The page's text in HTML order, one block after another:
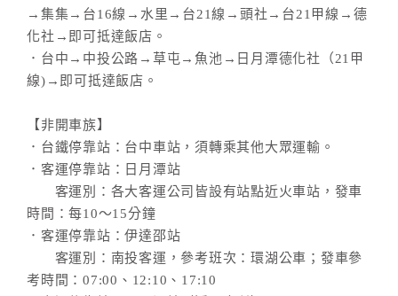
→集集→台16線→水里→台21線→頭社→台21甲線→德
化社→即可抵達飯店。
．台中→中投公路→草屯→魚池→日月潭德化社（21甲
線)→即可抵達飯店。
【非開車族】
．台鐵停靠站：台中車站，須轉乘其他大眾運輸。
．客運停靠站：日月潭站
客運別：各大客運公司皆設有站點近火車站，發車
時間：每10～15分鐘
．客運停靠站：伊達邵站
客運別：南投客運，參考班次：環湖公車；發車參
考時間：07:00、12:10、17:10